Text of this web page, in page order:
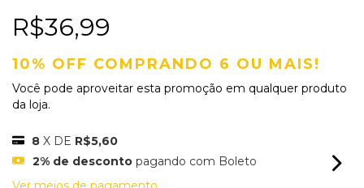
R$36,99
10% OFF COMPRANDO 6 OU MAIS!
Você pode aproveitar esta promoção em qualquer produto
da loja.
8 X DE R$5,60
2% de desconto pagando com Boleto